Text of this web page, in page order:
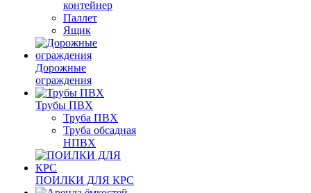
контейнер
Паллет
Ящик
Дорожные
ограждения
Трубы ПВХ
Труба ПВХ
Труба обсадная
НПВХ
ПОИЛКИ ДЛЯ КРС